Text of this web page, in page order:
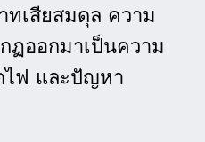
ทเสียสมดุล ความ
ฏออกมาเป็นความ
ไฟ และปัญหา